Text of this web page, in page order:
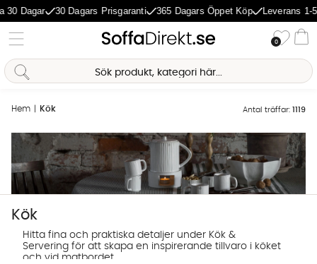
30 Dagars Prisgaranti 365 Dagars Öppet Köp Leverans 1-5 Dagar
0
Hem Kök Antal träffar: 1119
Kök
Hitta fina och praktiska detaljer under Kök &
Servering för att skapa en inspirerande tillvaro i köket
och vid matbordet.